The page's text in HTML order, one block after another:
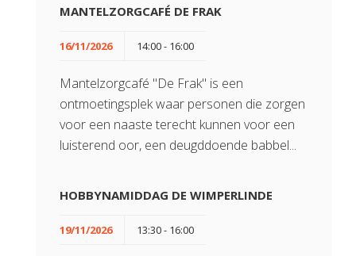
MANTELZORGCAFÉ DE FRAK
16/11/2026 14:00 - 16:00
Mantelzorgcafé "De Frak" is een
ontmoetingsplek waar personen die zorgen
voor een naaste terecht kunnen voor een
luisterend oor, een deugddoende babbel...
HOBBYNAMIDDAG DE WIMPERLINDE
19/11/2026 13:30 - 16:00